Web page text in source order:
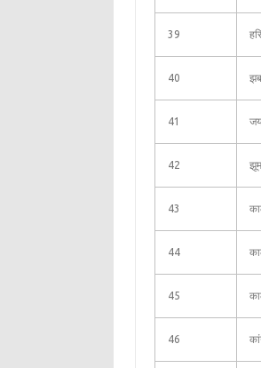
39
40
41
42
43
44
45
46